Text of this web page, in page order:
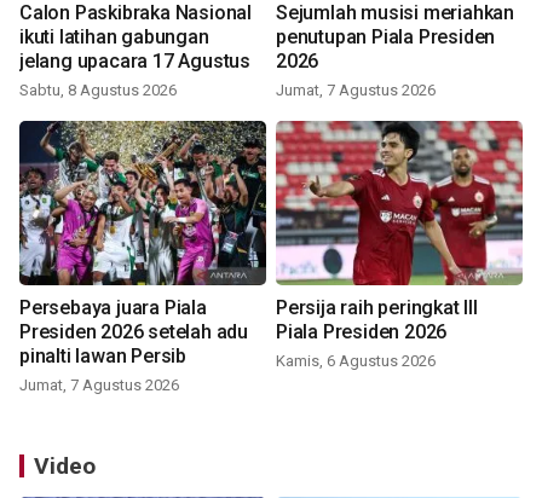
Calon Paskibraka Nasional
ikuti latihan gabungan
jelang upacara 17 Agustus
Sabtu, 8 Agustus 2026
Sejumlah musisi meriahkan
penutupan Piala Presiden
2026
Jumat, 7 Agustus 2026
Persebaya juara Piala
Presiden 2026 setelah adu
pinalti lawan Persib
Jumat, 7 Agustus 2026
Persija raih peringkat III
Piala Presiden 2026
Kamis, 6 Agustus 2026
Video